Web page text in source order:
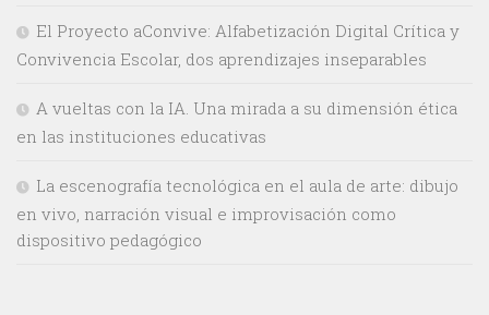
El Proyecto aConvive: Alfabetización Digital Crítica y
Convivencia Escolar, dos aprendizajes inseparables
A vueltas con la IA. Una mirada a su dimensión ética
en las instituciones educativas
La escenografía tecnológica en el aula de arte: dibujo
en vivo, narración visual e improvisación como
dispositivo pedagógico